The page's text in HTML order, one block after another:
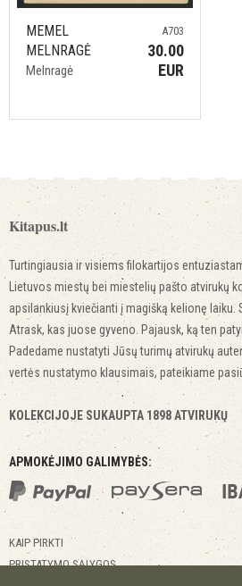
MEMEL
MELNRAGĖ
Melnragė
A703
30.00
EUR
Kitapus.lt
Turtingiausia ir visiems filokartijos
Lietuvos miestų bei miestelių pašto atvirukų
apsilankiusį kviečianti į magišką kelionę laiku.
Atrask, kas juose gyveno. Pajausk, ką ten
Padedame nustatyti Jūsų turimų atvirukų
vertės nustatymo klausimais, pateikiame
KOLEKCIJOJE SUKAUPTA 1898 ATVIRUKŲ
APMOKĖJIMO GALIMYBĖS:
KAIP PIRKTI
PRISTATYMO SĄLYGOS